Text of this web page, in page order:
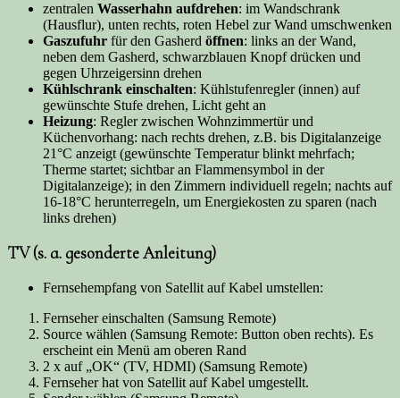
zentralen Wasserhahn aufdrehen: im Wandschrank
(Hausflur), unten rechts, roten Hebel zur Wand umschwenken
Gaszufuhr für den Gasherd öffnen: links an der Wand,
neben dem Gasherd, schwarzblauen Knopf drücken und
gegen Uhrzeigersinn drehen
Kühlschrank einschalten: Kühlstufenregler (innen) auf
gewünschte Stufe drehen, Licht geht an
Heizung: Regler zwischen Wohnzimmertür und
Küchenvorhang: nach rechts drehen, z.B. bis Digitalanzeige
21°C anzeigt (gewünschte Temperatur blinkt mehrfach;
Therme startet; sichtbar an Flammensymbol in der
Digitalanzeige); in den Zimmern individuell regeln; nachts auf
16-18°C herunterregeln, um Energiekosten zu sparen (nach
links drehen)
TV (s. a. gesonderte Anleitung)
Fernsehempfang von Satellit auf Kabel umstellen:
Fernseher einschalten (Samsung Remote)
Source wählen (Samsung Remote: Button oben rechts). Es
erscheint ein Menü am oberen Rand
2 x auf „OK“ (TV, HDMI) (Samsung Remote)
Fernseher hat von Satellit auf Kabel umgestellt.